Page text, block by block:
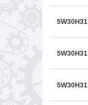
5W30H31
5W30H31
5W30H31